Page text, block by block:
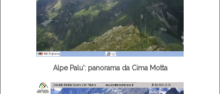
Alpe Palu': panorama da Cima Motta